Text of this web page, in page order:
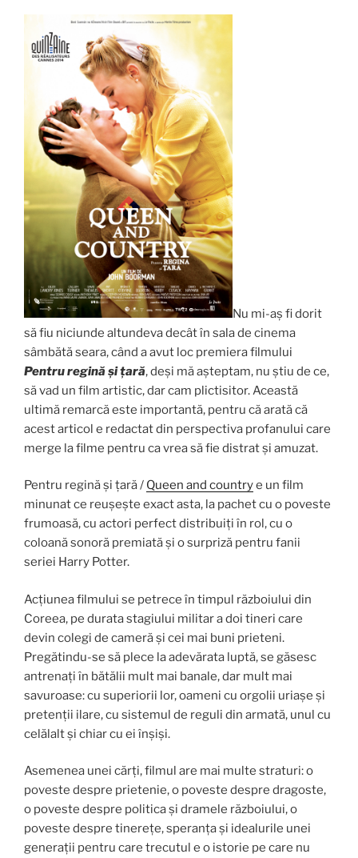
Nu mi-aș fi dorit
să fiu niciunde altundeva decât în sala de cinema
sâmbătă seara, când a avut loc premiera filmului
Pentru regină și țară, deși mă așteptam, nu știu de ce,
să vad un film artistic, dar cam plictisitor. Această
ultimă remarcă este importantă, pentru că arată că
acest articol e redactat din perspectiva profanului care
merge la filme pentru ca vrea să fie distrat și amuzat.
Pentru regină și țară / Queen and countrye un film
minunat ce reușește exact asta, la pachet cu o poveste
frumoasă, cu actori perfect distribuiți în rol, cu o
coloană sonoră premiată și o surpriză pentru fanii
seriei Harry Potter.
Acțiunea filmului se petrece în timpul războiului din
Coreea, pe durata stagiului militar a doi tineri care
devin colegi de cameră și cei mai buni prieteni.
Pregătindu-se să plece la adevărata luptă, se găsesc
antrenați în bătălii mult mai banale, dar mult mai
savuroase: cu superiorii lor, oameni cu orgolii uriașe și
pretenții ilare, cu sistemul de reguli din armată, unul cu
celălalt și chiar cu ei înșiși.
Asemenea unei cărți, filmul are mai multe straturi: o
poveste despre prietenie, o poveste despre dragoste,
o poveste despre politica și dramele războiului, o
poveste despre tinerețe, speranța și idealurile unei
generații pentru care trecutul e o istorie pe care nu